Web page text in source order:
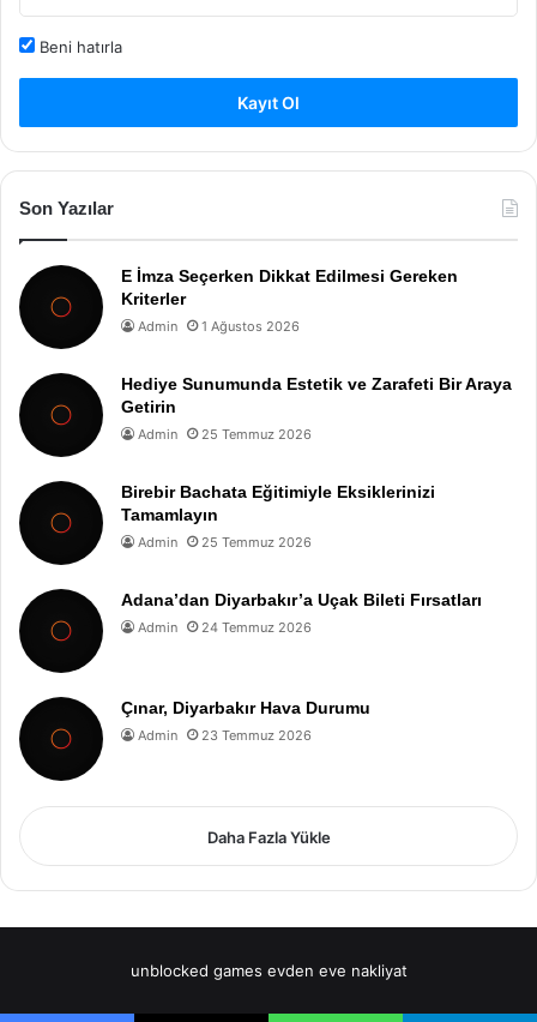
Beni hatırla
Kayıt Ol
Son Yazılar
E İmza Seçerken Dikkat Edilmesi Gereken
Kriterler
Admin 1 Ağustos 2026
Hediye Sunumunda Estetik ve Zarafeti Bir Araya
Getirin
Admin 25 Temmuz 2026
Birebir Bachata Eğitimiyle Eksiklerinizi
Tamamlayın
Admin 25 Temmuz 2026
Adana’dan Diyarbakır’a Uçak Bileti Fırsatları
Admin 24 Temmuz 2026
Çınar, Diyarbakır Hava Durumu
Admin 23 Temmuz 2026
Daha Fazla Yükle
unblocked games evden eve nakliyat